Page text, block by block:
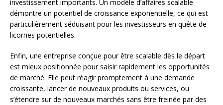
investissement importants. Un modèle d’affaires scalable
démontre un potentiel de croissance exponentielle, ce qui est
particulièrement séduisant pour les investisseurs en quête de
licornes potentielles.
Enfin, une entreprise conçue pour être scalable dès le départ
est mieux positionnée pour saisir rapidement les opportunités
de marché. Elle peut réagir promptement à une demande
croissante, lancer de nouveaux produits ou services, ou
s’étendre sur de nouveaux marchés sans être freinée par des